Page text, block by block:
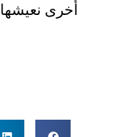
أخرى نعيشها